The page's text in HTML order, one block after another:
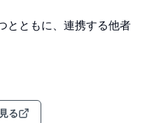
とともに、連携する他者
る